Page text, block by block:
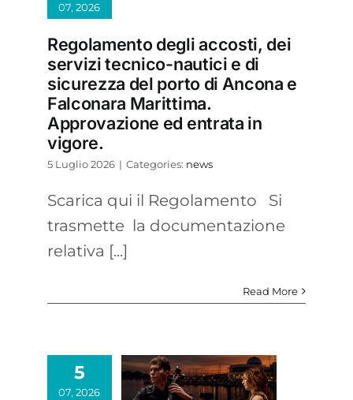
07, 2026
Regolamento degli accosti, dei
servizi tecnico-nautici e di
sicurezza del porto di Ancona e
Falconara Marittima.
Approvazione ed entrata in
vigore.
5 Luglio 2026 | Categories: news
Scarica qui il Regolamento Si
trasmette la documentazione
relativa [...]
Read More
5
07, 2026